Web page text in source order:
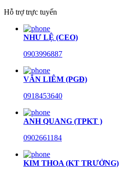
Hỗ trợ trực tuyến
NHƯ LỆ (CEO)
0903996887
VĂN LIÊM (PGĐ)
0918453640
ANH QUANG (TPKT )
0902661184
KIM THOA (KT TRƯỞNG)